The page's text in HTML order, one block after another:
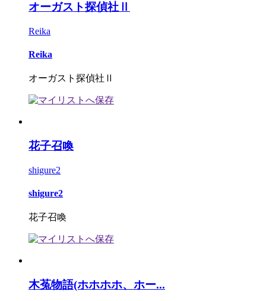
オーガスト探偵社Ⅱ
Reika
Reika
オーガスト探偵社Ⅱ
花子召喚
shigure2
shigure2
花子召喚
木菟物語(ホホホホ、ホー...